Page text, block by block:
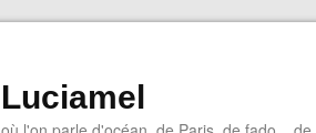
Luciamel